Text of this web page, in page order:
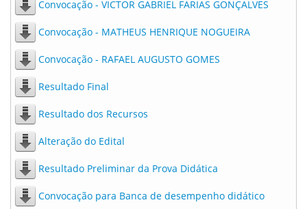
Convocação - VICTOR GABRIEL FARIAS GONÇALVES
Convocação - MATHEUS HENRIQUE NOGUEIRA
Convocação - RAFAEL AUGUSTO GOMES
Resultado Final
Resultado dos Recursos
Alteração do Edital
Resultado Preliminar da Prova Didática
Convocação para Banca de desempenho didático